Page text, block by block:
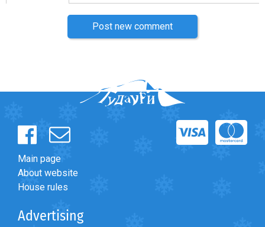
Post new comment
Main page
About website
House rules
Advertising